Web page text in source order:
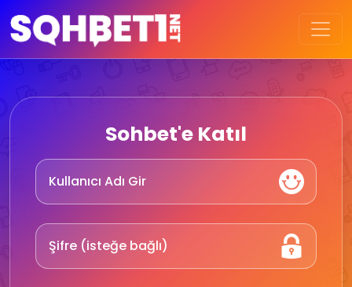
Sohbet'e Katıl